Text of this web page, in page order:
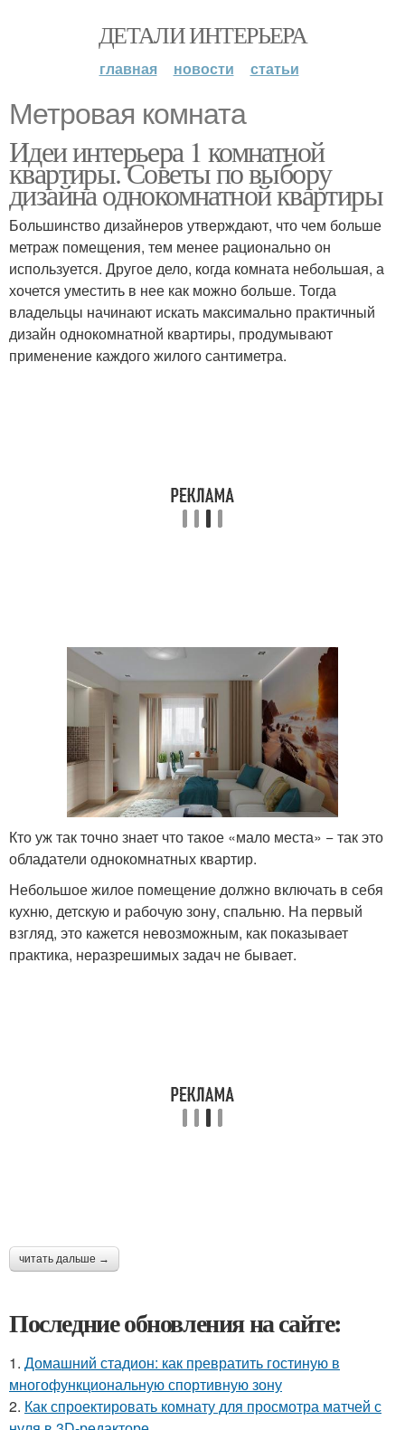
ДЕТАЛИ ИНТЕРЬЕРА
главная новости статьи
Метровая комната
Идеи интерьера 1 комнатной
квартиры. Советы по выбору
дизайна однокомнатной квартиры
Большинство дизайнеров утверждают, что чем больше
метраж помещения, тем менее рационально он
используется. Другое дело, когда комната небольшая, а
хочется уместить в нее как можно больше. Тогда
владельцы начинают искать максимально практичный
дизайн однокомнатной квартиры, продумывают
применение каждого жилого сантиметра.
Кто уж так точно знает что такое «мало места» − так это
обладатели однокомнатных квартир.
Небольшое жилое помещение должно включать в себя
кухню, детскую и рабочую зону, спальню. На первый
взгляд, это кажется невозможным, как показывает
практика, неразрешимых задач не бывает.
читать дальше →
Последние обновления на сайте:
1. Домашний стадион: как превратить гостиную в
многофункциональную спортивную зону
2. Как спроектировать комнату для просмотра матчей с